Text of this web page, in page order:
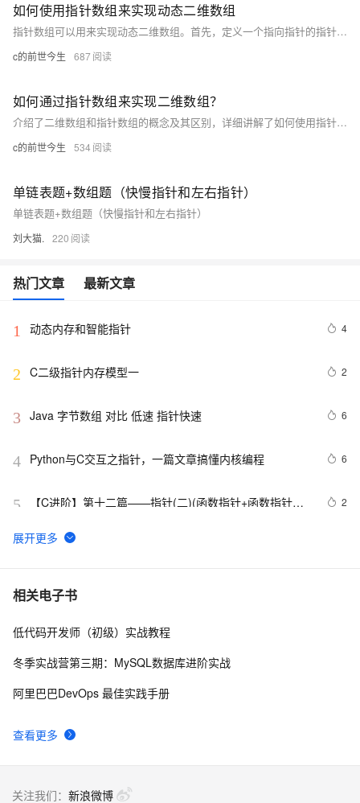
如何使用指针数组来实现动态二维数组
指针数组可以用来实现动态二维数组。首先，定义一个指向指针的指针变量，并使用 `malloc` 为它分配内存，然后为每个子数组分配内存。通过这种方式，可以灵活地创建和管理不同大小的二维数组。
c的前世今生 687
如何通过指针数组来实现二维数组？
介绍了二维数组和指针数组的概念及其区别，详细讲解了如何使用指针数组模拟二维数组，包括定义与分配内存、访问和赋值元素、以及正确释放内存的步骤，适用于需要动态处理二维数据的场景。
c的前世今生 534
单链表题+数组题（快慢指针和左右指针）
单链表题+数组题（快慢指针和左右指针）
刘大猫. 220
热门文章 最新文章
1 动态内存和智能指针 4
2 C二级指针内存模型一 2
3 Java 字节数组 对比 低速 指针快速 6
4 6
5
【C进阶】第十二篇——指针(二)(函数指针+函数指针数
2
6 智能指针shared_ptr【无锁设计基于GCC】
7 C 语言中指针数组与数组指针的辨析与应用
8 关于数组指针的一道面试题
相关电子书
查看更多
低代码开发师（初级）实战教程
冬季实战营第三期：MySQL数据库进阶实战
阿里巴巴DevOps 最佳实践手册
关注我们： 新浪微博